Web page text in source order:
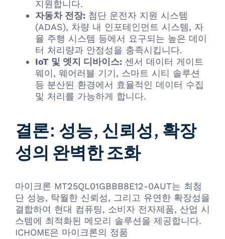
지원합니다.
자동차 전장: 첨단 운전자 지원 시스템
(ADAS), 차량 내 인포테인먼트 시스템, 자
율 주행 시스템 등에서 요구되는 높은 데이
터 처리량과 안정성을 충족시킵니다.
IoT 및 엣지 디바이스: 센서 데이터 게이트
웨이, 웨어러블 기기, 스마트 시티 솔루션
등 분산된 환경에서 효율적인 데이터 수집
및 처리를 가능하게 합니다.
결론: 성능, 신뢰성, 확장
성의 완벽한 조화
마이크론 MT25QL01GBBB8E12-0AUT는 최첨
단 성능, 탁월한 신뢰성, 그리고 유연한 확장성을
결합하여 현대 컴퓨팅, 소비자 전자제품, 산업 시
스템에 최적화된 메모리 솔루션을 제공합니다.
ICHOME은 마이크론의 정품